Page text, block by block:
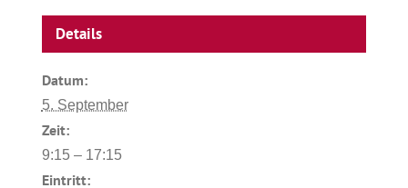
Details
Datum:
5. September
Zeit:
9:15 – 17:15
Eintritt: